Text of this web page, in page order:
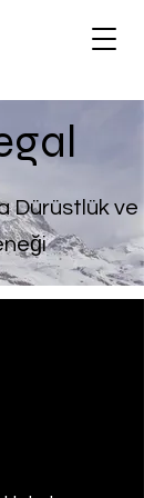
Dürüstlük ve